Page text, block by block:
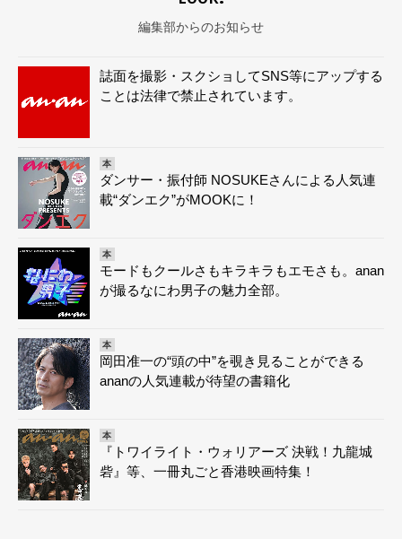
編集部からのお知らせ
誌面を撮影・スクショしてSNS等にアップする
ことは法律で禁止されています。
本
ダンサー・振付師 NOSUKEさんによる人気連
載“ダンエク”がMOOKに！
本
モードもクールさもキラキラもエモさも。anan
が撮るなにわ男子の魅力全部。
本
岡田准一の“頭の中”を覗き見ることができる
ananの人気連載が待望の書籍化
本
『トワイライト・ウォリアーズ 決戦！九龍城
砦』等、一冊丸ごと香港映画特集！